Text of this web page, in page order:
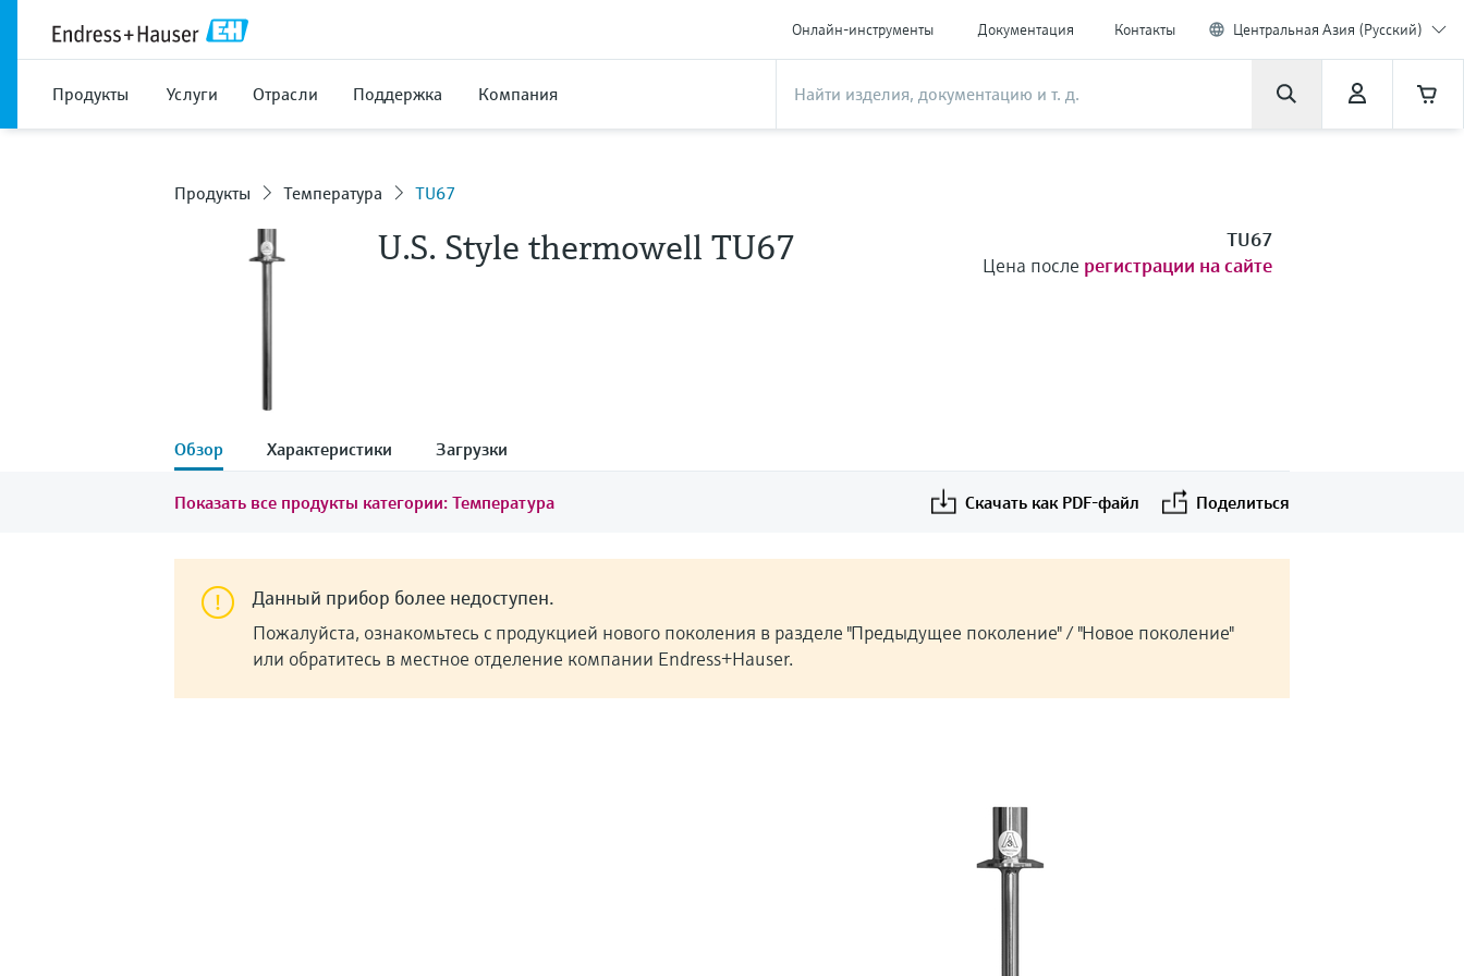
Онлайн-инструменты Документация Контакты Центральная Азия (Русский)
Продукты Услуги Отрасли Поддержка Компания
Продукты Температура TU67
U.S. Style thermowell TU67
TU67
Цена после регистрации на сайте
Обзор Характеристики Загрузки
Показать все продукты категории: Температура Скачать как PDF-файл Поделиться
Данный прибор более недоступен.
Пожалуйста, ознакомьтесь с продукцией нового поколения в разделе "Предыдущее поколение" / "Новое поколение"
или обратитесь в местное отделение компании Endress+Hauser.